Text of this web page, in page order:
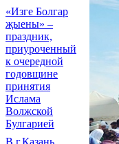
«Изге Болгар
җыены» –
праздник,
приуроченный
к очередной
годовщине
принятия
Ислама
Волжской
Булгарией
В г.Казань